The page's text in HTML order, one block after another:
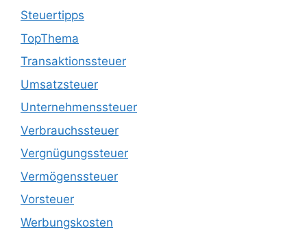
Steuertipps
TopThema
Transaktionssteuer
Umsatzsteuer
Unternehmenssteuer
Verbrauchssteuer
Vergnügungssteuer
Vermögenssteuer
Vorsteuer
Werbungskosten